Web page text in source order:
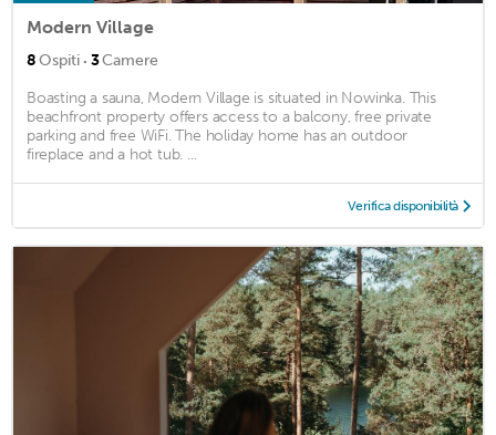
Modern Village
8Ospiti · 3Camere
Boasting a sauna, Modern Village is situated in Nowinka. This
beachfront property offers access to a balcony, free private
parking and free WiFi. The holiday home has an outdoor
fireplace and a hot tub. ...
Verifica disponibilità